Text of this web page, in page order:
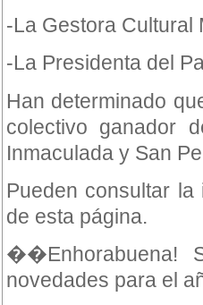
-La Gestora Cultural
-La Presidenta del
Han determinado
colectivo ganador
Inmaculada y San
Pueden consultar
de esta página.
��Enhorabuena!
novedades para el